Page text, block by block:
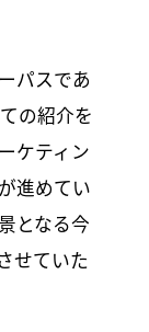
パスであ
の紹介を
ケティン
進めてい
となる今
せていた